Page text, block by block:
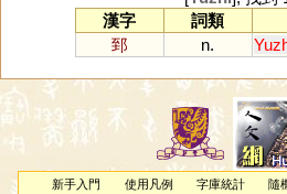
漢字
詞類
郅
n.
新手入門 使用凡例 字庫統計 隨